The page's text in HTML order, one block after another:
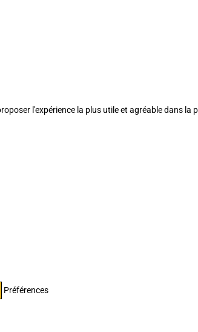
l'expérience la plus utile et agréable dans la
Préférences